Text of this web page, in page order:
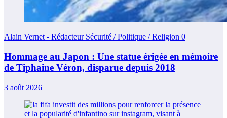
Alain Vernet - Rédacteur Sécurité / Politique / Religion 0
Hommage au Japon : Une statue érigée en mémoire
de Tiphaine Véron, disparue depuis 2018
3 août 2026